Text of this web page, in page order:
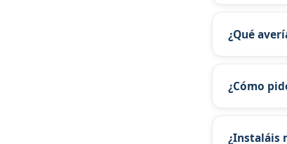
¿Qué
de motor
¿Cómo
¿Instaláis